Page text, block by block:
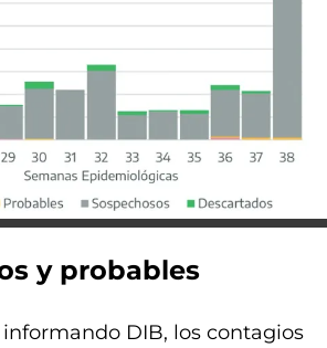
y probables
DIB, los contagios